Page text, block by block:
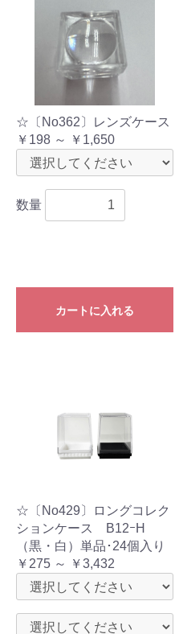
☆〔No362〕レンズケース
￥198 ～ ￥1,650
数量
カートに入れる
☆〔No429〕ロングコレク
ションケース B12ｰH
（黒・白）単品･24個入り
￥275 ～ ￥3,432